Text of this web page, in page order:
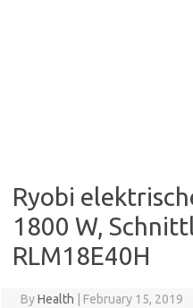
Ryobi
1800 W,
RLM18E40H
ByHealth February 15, 2019